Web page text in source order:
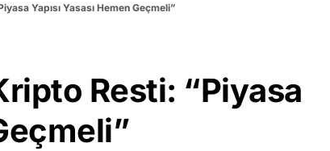
Yapısı Yasası Hemen Geçmeli”
Resti: “Piyasa